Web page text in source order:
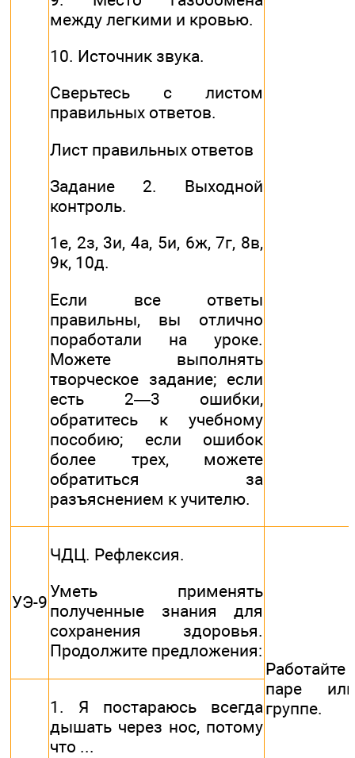
между легкими и кровью.
10. Источник звука.
Сверьтесь с листом
правильных ответов.
Лист правильных ответов
Задание 2. Выходной
контроль.
1е, 2з, 3и, 4а, 5и, 6ж, 7г, 8в,
9к, 10д.
Если все ответы
правильны, вы отлично
поработали на уроке.
Можете выполнять
творческое задание; если
есть 2—3 ошибки,
обратитесь к учебному
пособию; если ошибок
более трех, можете
обратиться за
разъяснением к учителю.
УЭ-9
ЧДЦ. Рефлексия.
Уметь применять
полученные знания для
сохранения здоровья.
Продолжите предложения:
паре
группе.
1. Я постараюсь всегда
дышать через нос, потому
что ...